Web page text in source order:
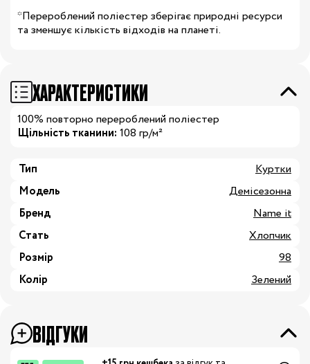
*Перероблений поліестер зберігає природні ресурси
та зменшує кількість відходів на планеті.
ХАРАКТЕРИСТИКИ
100% повторно перероблений поліестер
Щільність тканини: 108 гр/м²
Тип
Куртки
Модель
Демісезонна
Бренд
Name it
Стать
Хлопчик
Розмір
98
Колір
Зелений
ВІДГУКИ